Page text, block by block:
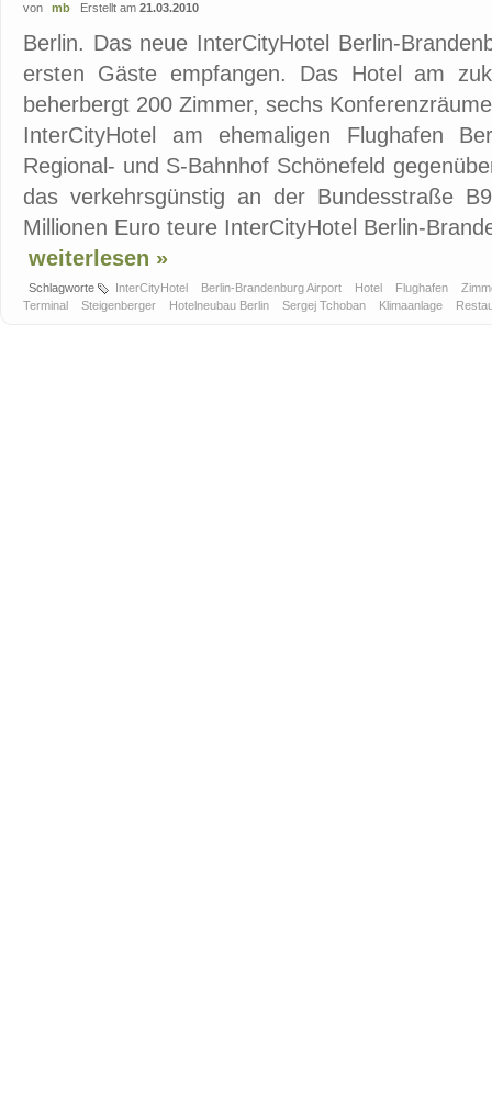
von mb Erstellt am 21.03.2010
Berlin. Das neue InterCityHotel Berlin-
ersten Gäste empfangen. Das Hotel am
beherbergt 200 Zimmer, sechs
InterCityHotel am ehemaligen Flughafen
Regional- und S-Bahnhof Schönefeld
das verkehrsgünstig an der Bundesstraße
Millionen Euro teure InterCityHotel Berlin-
weiterlesen »
Schlagworte InterCityHotel Berlin-Brandenburg Airport Hotel Flughafen
Terminal
Steigenberger Hotelneubau Berlin Sergej Tchoban Klimaanlage